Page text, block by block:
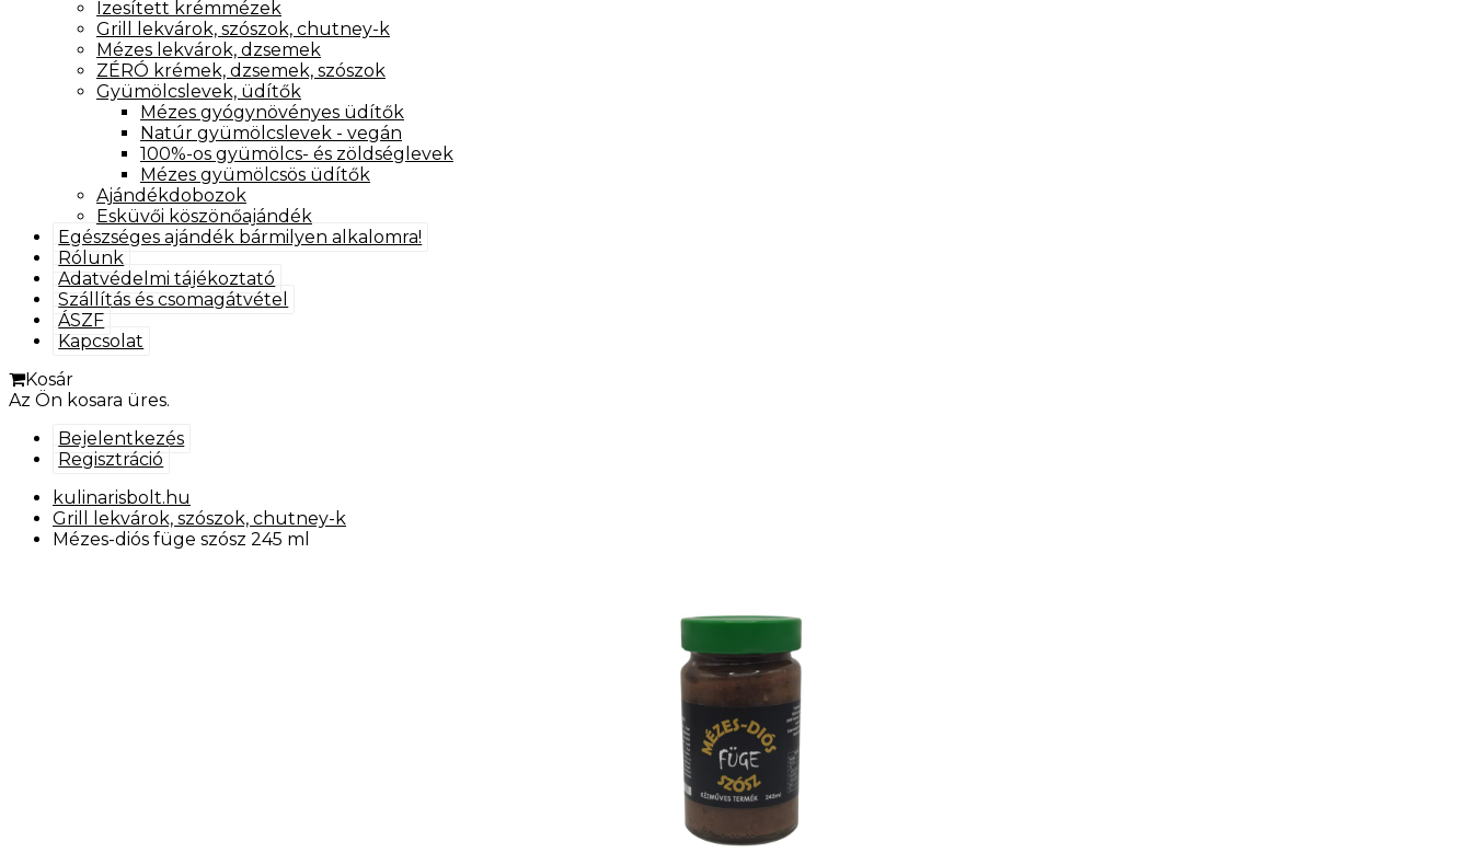
Ízesített krémmézek
Grill lekvárok, szószok, chutney-k
Mézes lekvárok, dzsemek
ZÉRÓ krémek, dzsemek, szószok
Gyümölcslevek, üdítők
Mézes gyógynövényes üdítők
Natúr gyümölcslevek - vegán
100%-os gyümölcs- és zöldséglevek
Mézes gyümölcsös üdítők
Ajándékdobozok
Esküvői köszönőajándék
Egészséges ajándék bármilyen alkalomra!
Rólunk
Adatvédelmi tájékoztató
Szállítás és csomagátvétel
ÁSZF
Kapcsolat
Kosár
Az Ön kosara üres.
Bejelentkezés
Regisztráció
kulinarisbolt.hu
Grill lekvárok, szószok, chutney-k
Mézes-diós füge szósz 245 ml